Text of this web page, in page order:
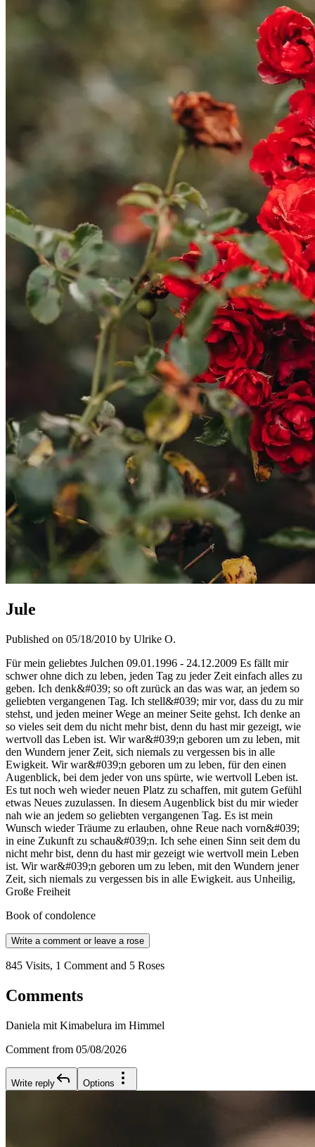
Jule
Published on 05/18/2010 by Ulrike O.
Für mein geliebtes Julchen 09.01.1996 - 24.12.2009 Es fällt mir
schwer ohne dich zu leben, jeden Tag zu jeder Zeit einfach alles zu
geben. Ich denk&#039; so oft zurück an das was war, an jedem so
geliebten vergangenen Tag. Ich stell&#039; mir vor, dass du zu mir
stehst, und jeden meiner Wege an meiner Seite gehst. Ich denke an
so vieles seit dem du nicht mehr bist, denn du hast mir gezeigt, wie
wertvoll das Leben ist. Wir war&#039;n geboren um zu leben, mit
den Wundern jener Zeit, sich niemals zu vergessen bis in alle
Ewigkeit. Wir war&#039;n geboren um zu leben, für den einen
Augenblick, bei dem jeder von uns spürte, wie wertvoll Leben ist.
Es tut noch weh wieder neuen Platz zu schaffen, mit gutem Gefühl
etwas Neues zuzulassen. In diesem Augenblick bist du mir wieder
nah wie an jedem so geliebten vergangenen Tag. Es ist mein
Wunsch wieder Träume zu erlauben, ohne Reue nach vorn&#039;
in eine Zukunft zu schau&#039;n. Ich sehe einen Sinn seit dem du
nicht mehr bist, denn du hast mir gezeigt wie wertvoll mein Leben
ist. Wir war&#039;n geboren um zu leben, mit den Wundern jener
Zeit, sich niemals zu vergessen bis in alle Ewigkeit. aus Unheilig,
Große Freiheit
Book of condolence
Write a comment or leave a rose
845 Visits, 1 Comment and 5 Roses
Comments
Daniela mit Kimabelura im Himmel
Comment from 05/08/2026
Write reply Options